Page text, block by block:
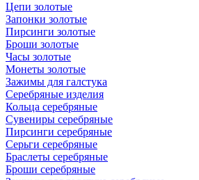
Цепи золотые
Запонки золотые
Пирсинги золотые
Броши золотые
Часы золотые
Монеты золотые
Зажимы для галстука
Серебряные изделия
Кольца серебряные
Сувениры серебряные
Пирсинги серебряные
Серьги серебряные
Браслеты серебряные
Броши серебряные